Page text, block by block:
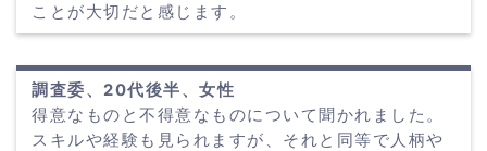
ことが大切だと感じます。
調査委、20代後半、女性
得意なものと不得意なものについて聞かれました。
スキルや経験も見られますが、それと同等で人柄や